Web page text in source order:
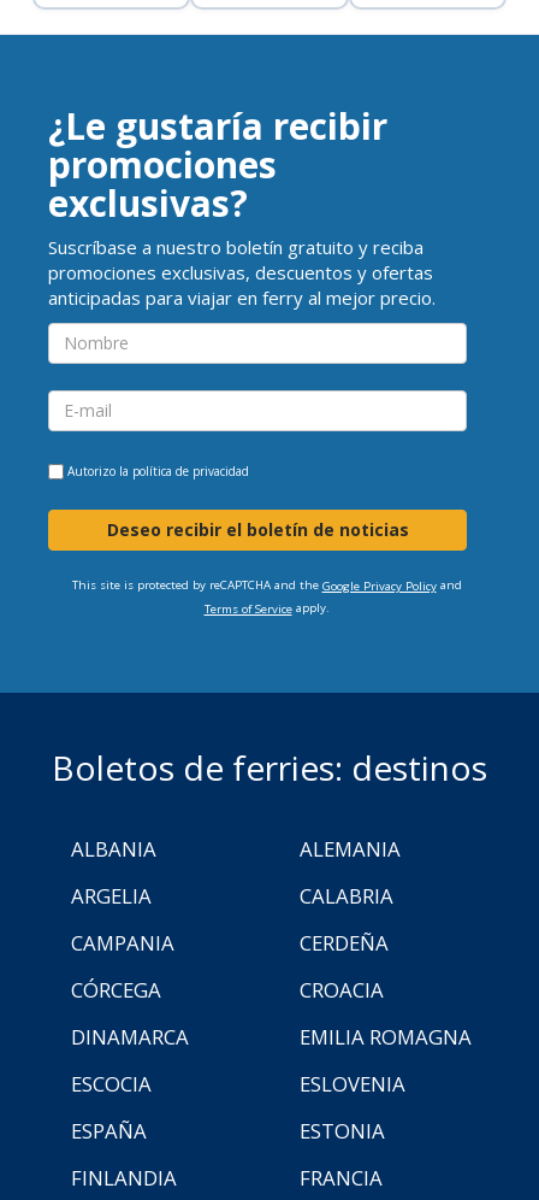
¿Le gustaría recibir
promociones
exclusivas?
Suscríbase a nuestro boletín gratuito y reciba
promociones exclusivas, descuentos y ofertas
anticipadas para viajar en ferry al mejor precio.
Autorizo la política de privacidad
Deseo recibir el boletín de noticias
This site is protected by reCAPTCHA and the Google Privacy Policyand
Terms of Serviceapply.
Boletos de ferries: destinos
ALBANIA
ALEMANIA
ARGELIA
CALABRIA
CAMPANIA
CERDEÑA
CÓRCEGA
CROACIA
DINAMARCA
EMILIA ROMAGNA
ESCOCIA
ESLOVENIA
ESPAÑA
ESTONIA
FINLANDIA
FRANCIA